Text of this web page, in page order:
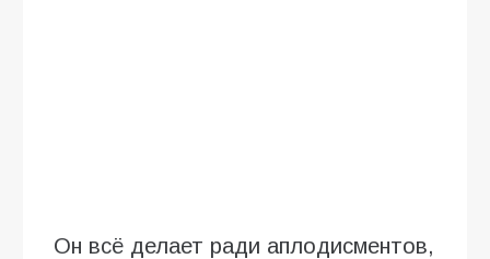
Он всё делает ради аплодисментов,